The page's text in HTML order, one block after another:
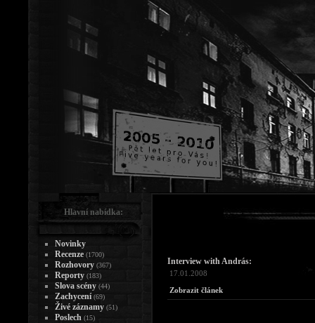
Interview with András:
17.01.2008
Zobrazit článek
Hlavní nabídka:
Novinky
Recenze (1700)
Rozhovory (367)
Reporty (183)
Slova scény (44)
Zachycení (69)
Živé záznamy (51)
Poslech (15)